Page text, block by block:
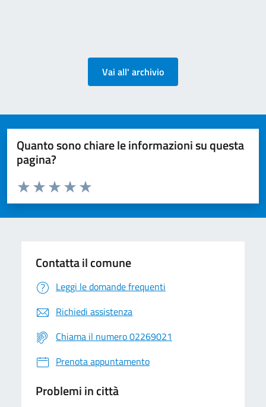
Vai all' archivio
Quanto sono chiare le informazioni su questa
pagina?
Valuta da 1 a 5 stelle la pagina
Valuta 5 stelle su 5
Valuta 4 stelle su 5
Valuta 3 stelle su 5
Valuta 2 stelle su 5
Valuta 1 stelle su 5
Contatta il comune
Leggi le domande frequenti
Richiedi assistenza
Chiama il numero 02269021
Prenota appuntamento
Problemi in città